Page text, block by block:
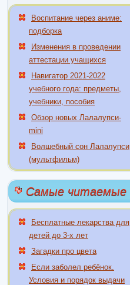
Воспитание через аниме:
подборка
Изменения в проведении
аттестации учащихся
Навигатор 2021-2022
учебного года: предметы,
учебники, пособия
Обзор новых Лалалупси-
mini
Волшебный сон Лалалупси
(мультфильм)
Самые читаемые
Бесплатные лекарства для
детей до 3-х лет
Загадки про цвета
Если заболел ребёнок.
Условия и порядок выдачи